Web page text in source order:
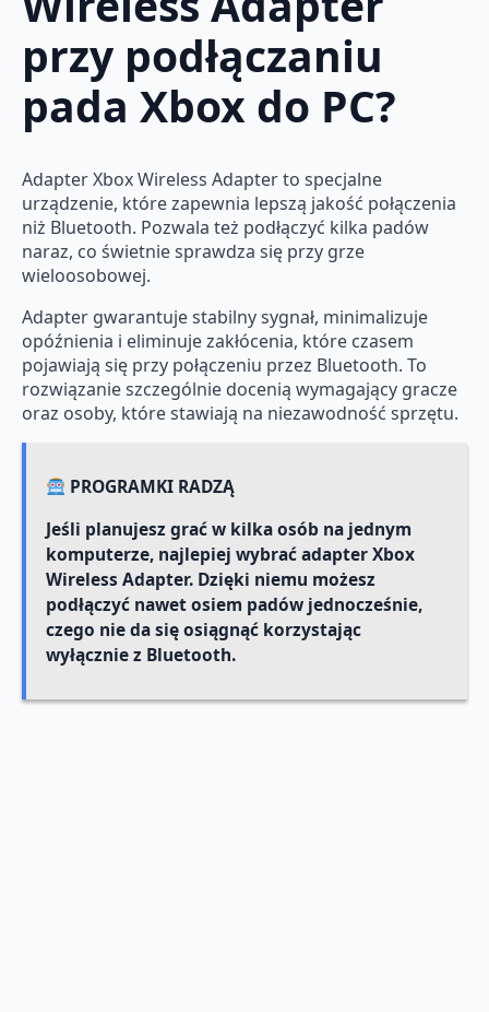
przy podłączaniu
pada Xbox do PC?
Adapter Xbox Wireless Adapter to specjalne
urządzenie, które zapewnia lepszą jakość połączenia
niż Bluetooth. Pozwala też podłączyć kilka padów
naraz, co świetnie sprawdza się przy grze
wieloosobowej.
Adapter gwarantuje stabilny sygnał, minimalizuje
opóźnienia i eliminuje zakłócenia, które czasem
pojawiają się przy połączeniu przez Bluetooth. To
rozwiązanie szczególnie docenią wymagający gracze
oraz osoby, które stawiają na niezawodność sprzętu.
PROGRAMKI RADZĄ
Jeśli planujesz grać w kilka osób na jednym
komputerze, najlepiej wybrać adapter Xbox
Wireless Adapter. Dzięki niemu możesz
podłączyć nawet osiem padów jednocześnie,
czego nie da się osiągnąć korzystając
wyłącznie z Bluetooth.